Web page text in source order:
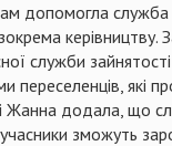
допомогла служба
керівництву.
служби
переселенців, які
Жанна додала, що
зможуть